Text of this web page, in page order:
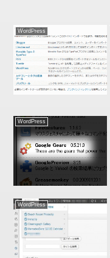
WordPress
WordPress
WordPress